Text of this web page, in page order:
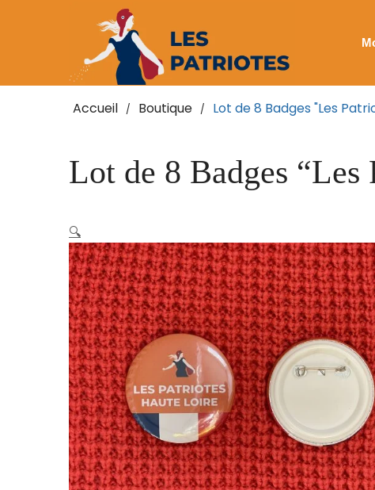
Accueil / Boutique / Lot de 8 Badges "Les
Lot de 8 Badges
🔍